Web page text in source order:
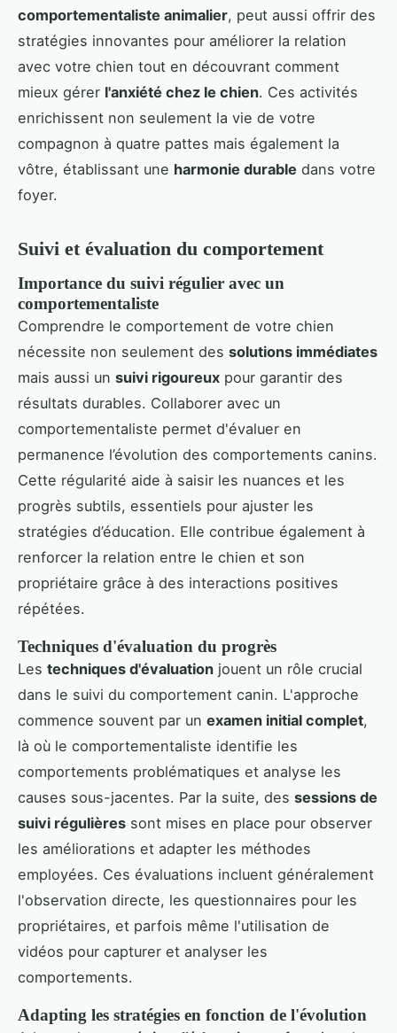
comportementaliste animalier, peut aussi offrir des
stratégies innovantes pour améliorer la relation
avec votre chien tout en découvrant comment
mieux gérer l'anxiété chez le chien. Ces activités
enrichissent non seulement la vie de votre
compagnon à quatre pattes mais également la
vôtre, établissant une harmonie durable dans votre
foyer.
Suivi et évaluation du comportement
Importance du suivi régulier avec un
comportementaliste
Comprendre le comportement de votre chien
nécessite non seulement des solutions immédiates
mais aussi un suivi rigoureux pour garantir des
résultats durables. Collaborer avec un
comportementaliste permet d'évaluer en
permanence l’évolution des comportements canins.
Cette régularité aide à saisir les nuances et les
progrès subtils, essentiels pour ajuster les
stratégies d’éducation. Elle contribue également à
renforcer la relation entre le chien et son
propriétaire grâce à des interactions positives
répétées.
Techniques d'évaluation du progrès
Les techniques d'évaluation jouent un rôle crucial
dans le suivi du comportement canin. L'approche
commence souvent par un examen initial complet,
là où le comportementaliste identifie les
comportements problématiques et analyse les
causes sous-jacentes. Par la suite, des sessions de
suivi régulières sont mises en place pour observer
les améliorations et adapter les méthodes
employées. Ces évaluations incluent généralement
l'observation directe, les questionnaires pour les
propriétaires, et parfois même l'utilisation de
vidéos pour capturer et analyser les
comportements.
Adapting les stratégies en fonction de l'évolution